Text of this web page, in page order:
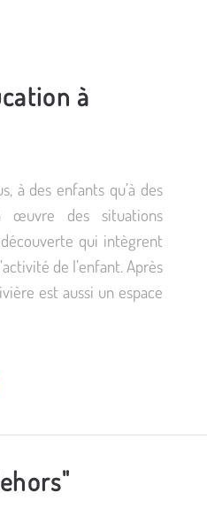
à
à des enfants qu’à des
des situations
qui intègrent
de l’enfant. Après
est aussi un espace